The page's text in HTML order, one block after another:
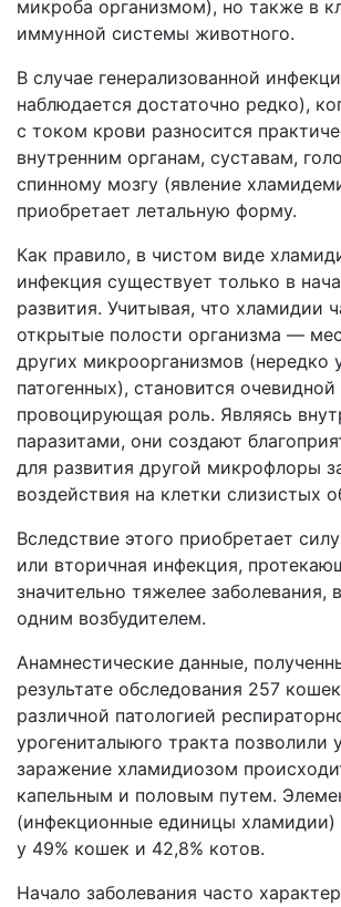
микроба организмом), но также в
иммунной системы животного.
В случае генерализованной
наблюдается достаточно редко),
с током крови разносится
внутренним органам, суставам,
спинному мозгу (явление
приобретает летальную форму.
Как правило, в чистом виде
инфекция существует только в
развития. Учитывая, что хламидии
открытые полости организма —
других микроорганизмов (нередко
патогенных), становится очевидной
провоцирующая роль. Являясь
паразитами, они создают
для развития другой микрофлоры
воздействия на клетки слизистых
Вследствие этого приобретает
или вторичная инфекция,
значительно тяжелее заболевания,
одним возбудителем.
Анамнестические данные,
результате обследования 257
различной патологией
урогениталыюго тракта позволили
заражение хламидиозом
капельным и половым путем.
(инфекционные единицы
у 49% кошек и 42,8% котов.
Начало заболевания часто